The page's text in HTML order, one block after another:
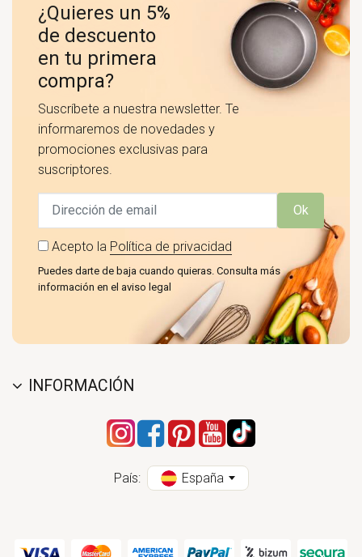
¿Quieres un 5%
de descuento
en tu primera
compra?
Suscríbete a nuestra newsletter. Te
informaremos de novedades y
promociones exclusivas para
suscriptores.
Ok
Acepto la Política de privacidad
Puedes darte de baja cuando quieras. Consulta más
información en el aviso legal
INFORMACIÓN
País: España